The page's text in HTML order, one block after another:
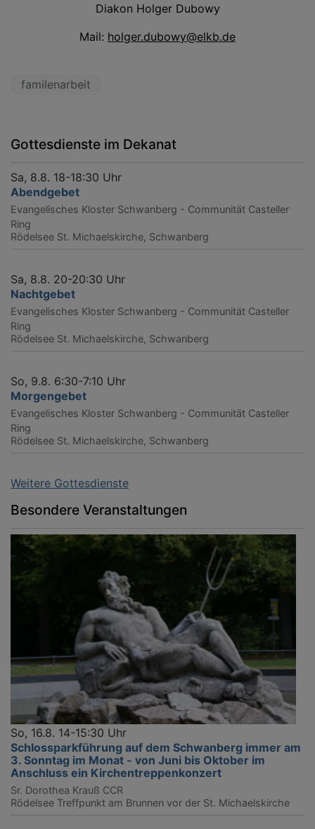
Diakon Holger Dubowy
Mail: holger.dubowy@elkb.de
familenarbeit
Gottesdienste im Dekanat
Sa, 8.8. 18-18:30 Uhr
Abendgebet
Evangelisches Kloster Schwanberg - Communität Casteller
Ring
Rödelsee St. Michaelskirche, Schwanberg
Sa, 8.8. 20-20:30 Uhr
Nachtgebet
Evangelisches Kloster Schwanberg - Communität Casteller
Ring
Rödelsee St. Michaelskirche, Schwanberg
So, 9.8. 6:30-7:10 Uhr
Morgengebet
Evangelisches Kloster Schwanberg - Communität Casteller
Ring
Rödelsee St. Michaelskirche, Schwanberg
Weitere Gottesdienste
Besondere Veranstaltungen
So, 16.8. 14-15:30 Uhr
Schlossparkführung auf dem Schwanberg immer am
3. Sonntag im Monat - von Juni bis Oktober im
Anschluss ein Kirchentreppenkonzert
Sr. Dorothea Krauß CCR
Rödelsee Treffpunkt am Brunnen vor der St. Michaelskirche